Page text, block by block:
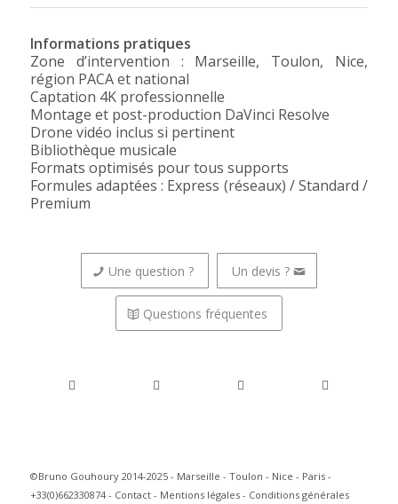
Informations pratiques
Zone d’intervention : Marseille, Toulon, Nice,
région PACA et national
Captation 4K professionnelle
Montage et post-production DaVinci Resolve
Drone vidéo inclus si pertinent
Bibliothèque musicale
Formats optimisés pour tous supports
Formules adaptées : Express (réseaux) / Standard /
Premium
Une question ? Un devis ?
Questions fréquentes
©Bruno Gouhoury 2014-2025 - Marseille - Toulon - Nice - Paris -
+33(0)662330874 - Contact- Mentions légales- Conditions générales